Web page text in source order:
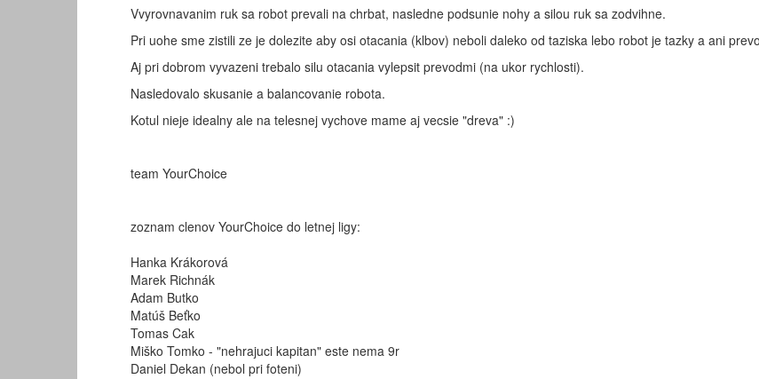
Vvyrovnavanim ruk sa robot prevali na chrbat, nasledne podsunie nohy a silou ruk sa zodvihne.
Pri uohe sme zistili ze je dolezite aby osi otacania (klbov) neboli daleko od taziska lebo robot je tazky a ani
Aj pri dobrom vyvazeni trebalo silu otacania vylepsit prevodmi (na ukor rychlosti).
Nasledovalo skusanie a balancovanie robota.
Kotul nieje idealny ale na telesnej vychove mame aj vecsie "dreva" :)
team YourChoice
zoznam clenov YourChoice do letnej ligy:
Hanka Krákorová
Marek Richnák
Adam Butko
Matúš Beťko
Tomas Cak
Miško Tomko - "nehrajuci kapitan" este nema 9r
Daniel Dekan (nebol pri foteni)